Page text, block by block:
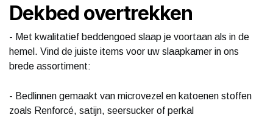
Dekbed overtrekken
- Met kwalitatief beddengoed slaap je voortaan als in de
hemel. Vind de juiste items voor uw slaapkamer in ons
brede assortiment:
- Bedlinnen gemaakt van microvezel en katoenen stoffen
zoals Renforcé, satijn, seersucker of perkal